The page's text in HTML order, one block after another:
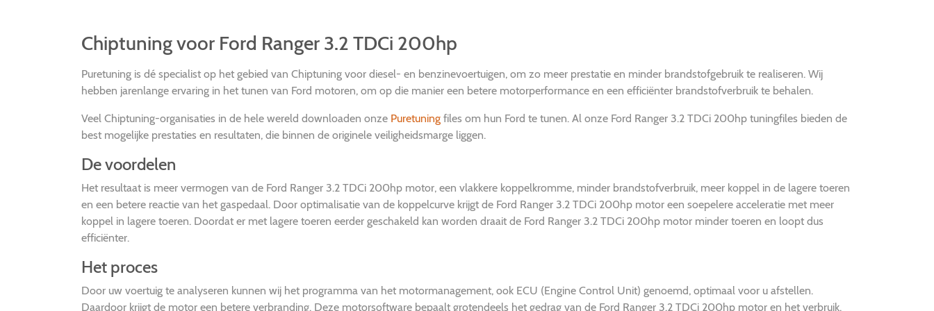
Chiptuning voor Ford Ranger 3.2 TDCi 200hp
Puretuning is dé specialist op het gebied van Chiptuning voor diesel- en benzinevoertuigen, om zo meer prestatie en minder brandstofgebruik te realiseren. Wij
hebben jarenlange ervaring in het tunen van Ford motoren, om op die manier een betere motorperformance en een efficiënter brandstofverbruik te behalen.
Veel Chiptuning-organisaties in de hele wereld downloaden onze Puretuning files om hun Ford te tunen. Al onze Ford Ranger 3.2 TDCi 200hp tuningfiles bieden de
best mogelijke prestaties en resultaten, die binnen de originele veiligheidsmarge liggen.
De voordelen
Het resultaat is meer vermogen van de Ford Ranger 3.2 TDCi 200hp motor, een vlakkere koppelkromme, minder brandstofverbruik, meer koppel in de lagere toeren
en een betere reactie van het gaspedaal. Door optimalisatie van de koppelcurve krijgt de Ford Ranger 3.2 TDCi 200hp motor een soepelere acceleratie met meer
koppel in lagere toeren. Doordat er met lagere toeren eerder geschakeld kan worden draait de Ford Ranger 3.2 TDCi 200hp motor minder toeren en loopt dus
efficiënter.
Het proces
Door uw voertuig te analyseren kunnen wij het programma van het motormanagement, ook ECU (Engine Control Unit) genoemd, optimaal voor u afstellen.
Daardoor krijgt de motor een betere verbranding. Deze motorsoftware bepaalt grotendeels het gedrag van de Ford Ranger 3.2 TDCi 200hp motor en het verbruik.